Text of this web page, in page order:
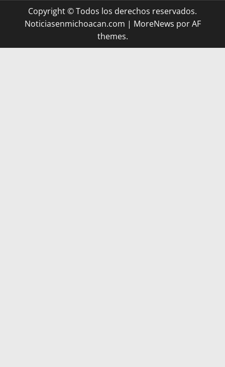
Copyright © Todos los derechos reservados.
Noticiasenmichoacan.com | MoreNews por AF
themes.